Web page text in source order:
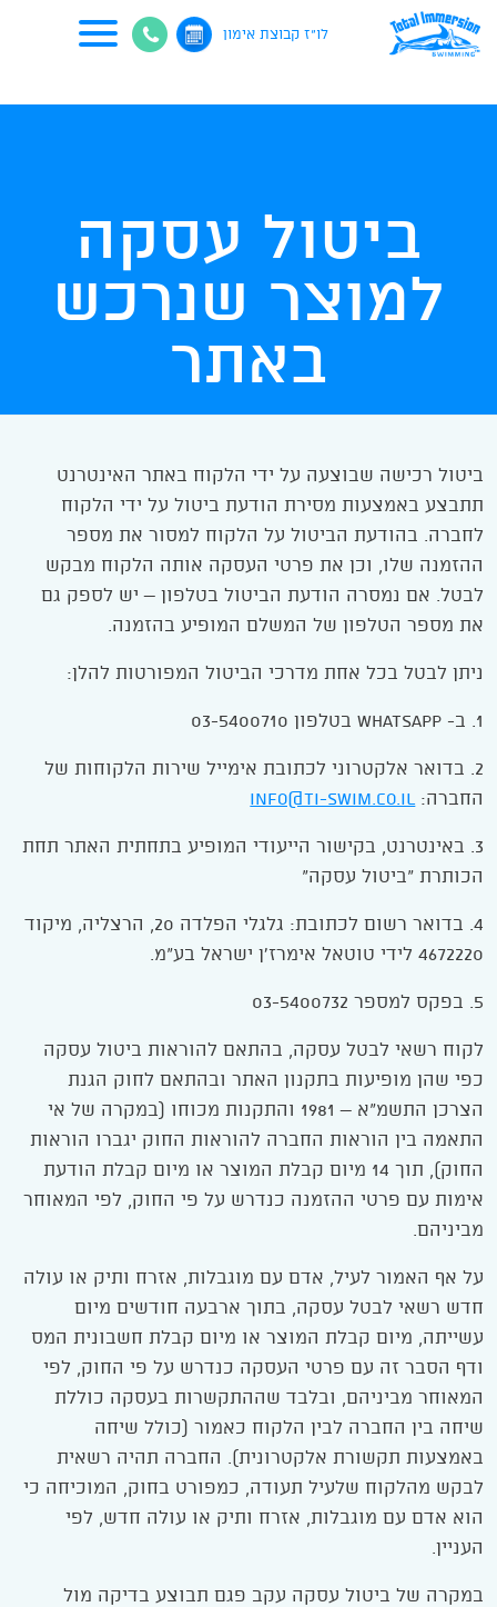
לו"ז קבוצת אימון
ביטול עסקה
למוצר שנרכש
באתר
ביטול רכישה שבוצעה על ידי הלקוח באתר האינטרנט
תתבצע באמצעות מסירת הודעת ביטול על ידי הלקוח
לחברה. בהודעת הביטול על הלקוח למסור את מספר
ההזמנה שלו, וכן את פרטי העסקה אותה הלקוח מבקש
לבטל. אם נמסרה הודעת הביטול בטלפון – יש לספק גם
את מספר הטלפון של המשלם המופיע בהזמנה.
ניתן לבטל בכל אחת מדרכי הביטול המפורטות להלן:
1. ב- WhatsApp בטלפון 03-5400710
2. בדואר אלקטרוני לכתובת אימייל שירות הלקוחות של
החברה:info@ti-swim.co.il
3. באינטרנט, בקישור הייעודי המופיע בתחתית האתר תחת
הכותרת "ביטול עסקה"
4. בדואר רשום לכתובת: גלגלי הפלדה 20, הרצליה, מיקוד
4672220 לידי טוטאל אימרז'ן ישראל בע"מ.
5. בפקס למספר 03-5400732
לקוח רשאי לבטל עסקה, בהתאם להוראות ביטול עסקה
כפי שהן מופיעות בתקנון האתר ובהתאם לחוק הגנת
הצרכן התשמ"א – 1981 והתקנות מכוחו (במקרה של אי
התאמה בין הוראות החברה להוראות החוק יגברו הוראות
החוק), תוך 14 מיום קבלת המוצר או מיום קבלת הודעת
אימות עם פרטי ההזמנה כנדרש על פי החוק, לפי המאוחר
מביניהם.
על אף האמור לעיל, אדם עם מוגבלות, אזרח ותיק או עולה
חדש רשאי לבטל עסקה, בתוך ארבעה חודשים מיום
עשייתה, מיום קבלת המוצר או מיום קבלת חשבונית המס
ודף הסבר זה עם פרטי העסקה כנדרש על פי החוק, לפי
המאוחר מביניהם, ובלבד שההתקשרות בעסקה כוללת
שיחה בין החברה לבין הלקוח כאמור (כולל שיחה
באמצעות תקשורת אלקטרונית). החברה תהיה רשאית
לבקש מהלקוח שלעיל תעודה, כמפורט בחוק, המוכיחה כי
הוא אדם עם מוגבלות, אזרח ותיק או עולה חדש, לפי
העניין.
במקרה של ביטול עסקה עקב פגם תבוצע בדיקה מול